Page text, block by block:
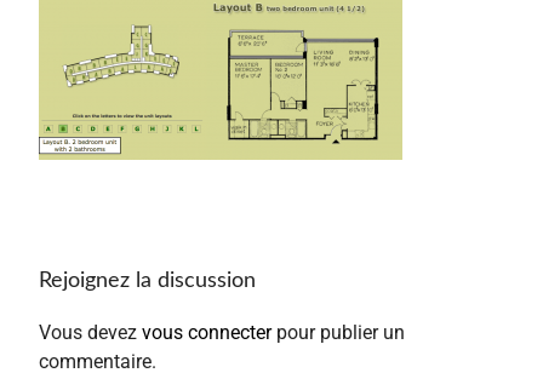
Rejoignez la discussion
Vous devez vous connecterpour publier un
commentaire.